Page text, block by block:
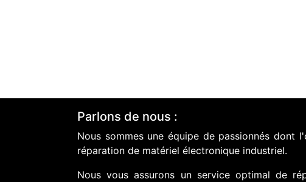
Parlons de nous :
Nous sommes une équipe de passionnés
réparation de matériel électronique industriel.
Nous vous assurons un service optimal de